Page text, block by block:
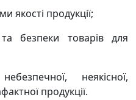
якості продукції;
безпеки товарів для
неякісної,
продукції.